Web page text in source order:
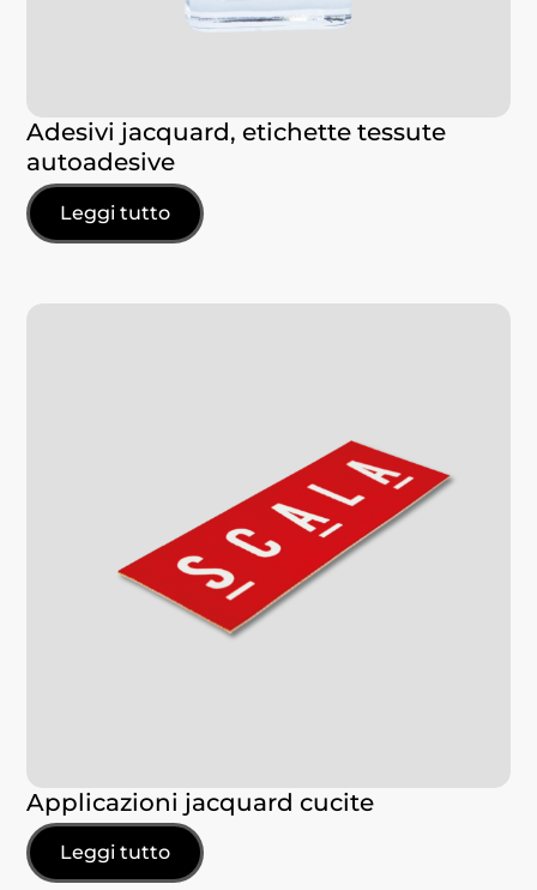
Adesivi jacquard, etichette tessute
autoadesive
Leggi tutto
Applicazioni jacquard cucite
Leggi tutto